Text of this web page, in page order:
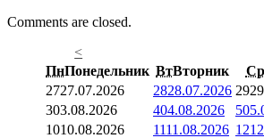
Comments are closed.
<
ПнПонедельник ВтВторник Ср
2727.07.2026 2828.07.2026 29
303.08.2026 404.08.2026 5
1010.08.2026 1111.08.2026 12